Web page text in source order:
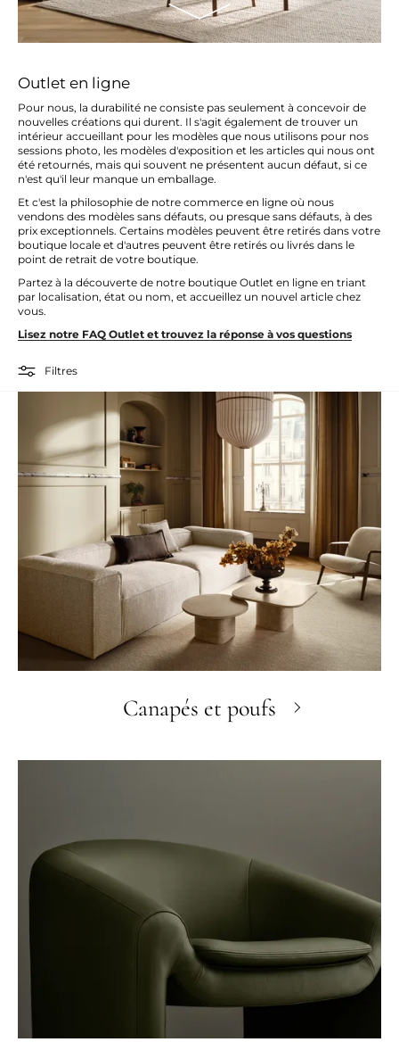
Outlet en ligne
Pour nous, la durabilité ne consiste pas seulement à concevoir de
nouvelles créations qui durent. Il s'agit également de trouver un
intérieur accueillant pour les modèles que nous utilisons pour nos
sessions photo, les modèles d'exposition et les articles qui nous ont
été retournés, mais qui souvent ne présentent aucun défaut, si ce
n'est qu'il leur manque un emballage.
Et c'est la philosophie de notre commerce en ligne où nous
vendons des modèles sans défauts, ou presque sans défauts, à des
prix exceptionnels. Certains modèles peuvent être retirés dans votre
boutique locale et d'autres peuvent être retirés ou livrés dans le
point de retrait de votre boutique.
Partez à la découverte de notre boutique Outlet en ligne en triant
par localisation, état ou nom, et accueillez un nouvel article chez
vous.
Lisez notre FAQ Outlet et trouvez la réponse à vos questions
Filtres
Canapés et poufs